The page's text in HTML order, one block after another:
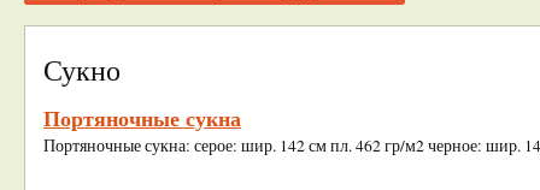
Сукно
Портяночные сукна
Портяночные сукна: серое: шир. 142 см пл. 462 гр/м2 черное: шир.